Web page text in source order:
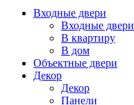
Входные двери
Входные двери
В квартиру
В дом
Объектные двери
Декор
Декор
Панели